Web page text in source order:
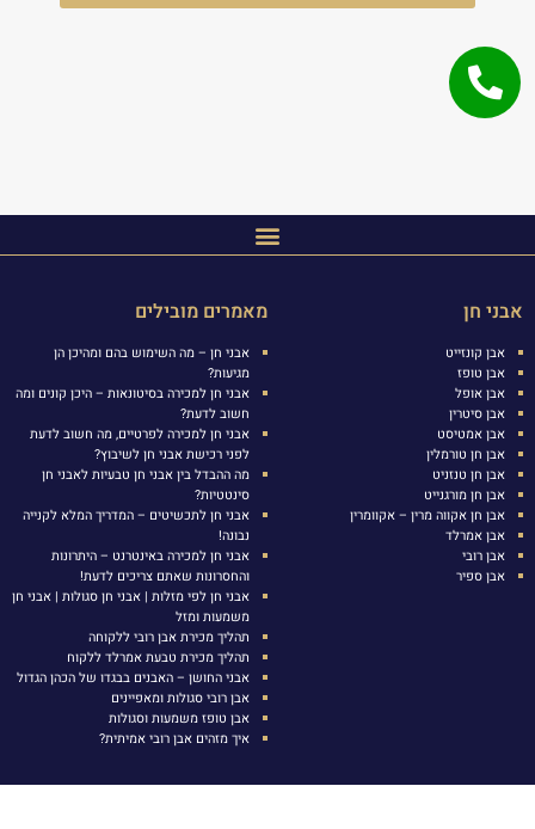
אבני חן
אבן קונזייט
אבן טופז
אבן אופל
אבן סיטרין
אבן אמטיסט
אבן חן טורמלין
אבן חן טנזניט
אבן חן מורגנייט
אבן חן אקווה מרין – אקוומרין
אבן אמרלד
אבן רובי
אבן ספיר
מאמרים מובילים
אבני חן – מה השימוש בהם ומהיכן הן
מגיעות?
אבני חן למכירה בסיטונאות – היכן קונים ומה
חשוב לדעת?
אבני חן למכירה לפרטיים, מה חשוב לדעת
לפני רכישת אבני חן לשיבוץ?
מה ההבדל בין אבני חן טבעיות לאבני חן
סינטטיות?
אבני חן לתכשיטים – המדריך המלא לקנייה
נבונה!
אבני חן למכירה באינטרנט – היתרונות
והחסרונות שאתם צריכים לדעת!
אבני חן לפי מזלות | אבני חן סגולות | אבני חן
משמעות ומזל
תהליך מכירת אבן רובי ללקוחה
תהליך מכירת טבעת אמרלד ללקוח
אבני החושן – האבנים בבגדו של הכהן הגדול
אבן רובי סגולות ומאפיינים
אבן טופז משמעות וסגולות
איך מזהים אבן רובי אמיתית?